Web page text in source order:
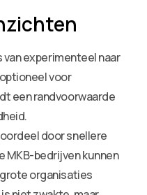
experimenteel naar
voor
een randvoorwaarde
door snellere
MKB-bedrijven kunnen
organisaties